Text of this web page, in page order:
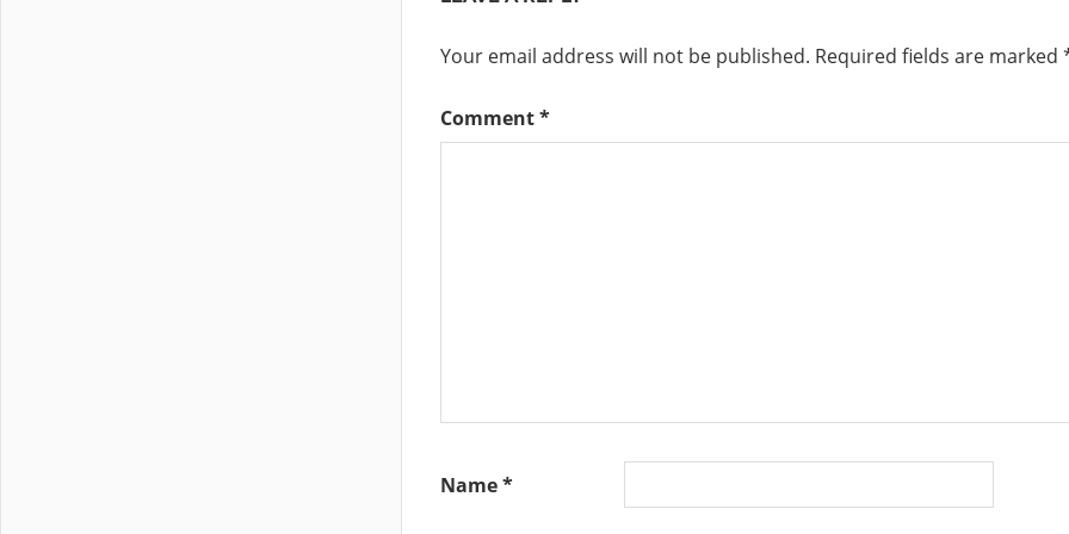
Your email address will not be published. Required fields are marked
Comment*
Name*